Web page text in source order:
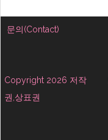
문의(Contact)
Copyright 2026 저작
권,상표권